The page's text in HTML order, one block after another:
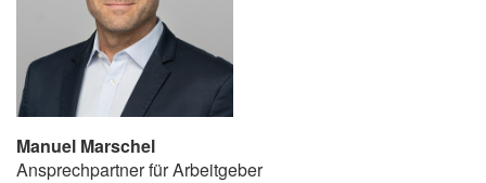
Manuel Marschel
Ansprechpartner für Arbeitgeber